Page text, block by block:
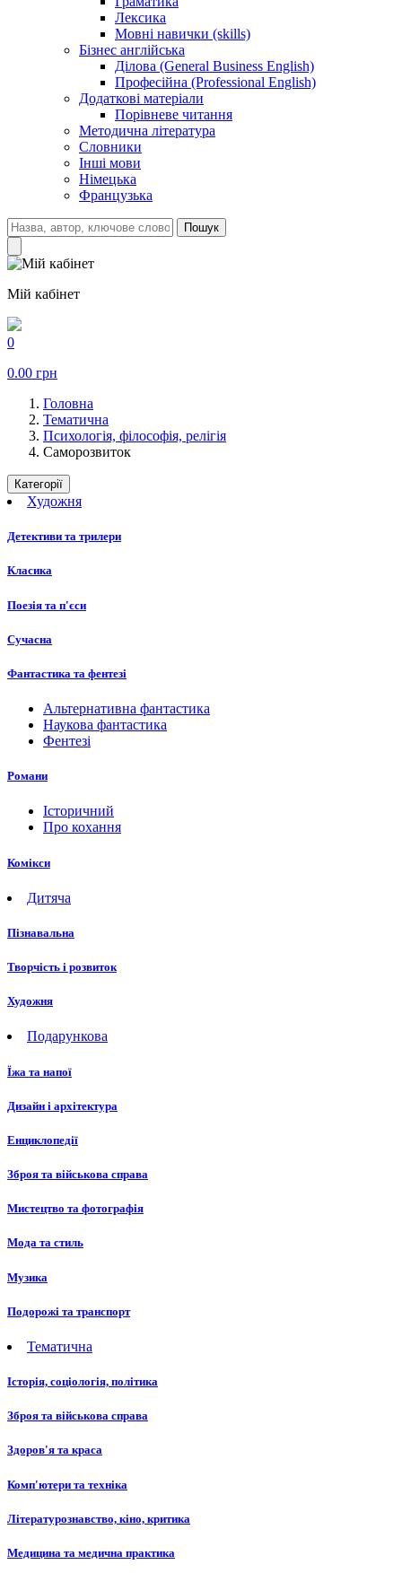
Лексика
Мовні навички (skills)
Бізнес англійська
Ділова (General Business English)
Професійна (Professional English)
Додаткові матеріали
Порівневе читання
Методична література
Словники
Інші мови
Німецька
Французька
Пошук
Мій кабінет
0
0.00 грн
Головна
Тематична
Психологія, філософія, релігія
Саморозвиток
Категорії
Художня
Детективи та трилери
Класика
Поезія та п'єси
Сучасна
Фантастика та фентезі
Альтернативна фантастика
Наукова фантастика
Фентезі
Романи
Історичний
Про кохання
Комікси
Дитяча
Пізнавальна
Творчість і розвиток
Художня
Подарункова
Їжа та напої
Дизайн і архітектура
Енциклопедії
Зброя та військова справа
Мистецтво та фотографія
Мода та стиль
Музика
Подорожі та транспорт
Тематична
Історія, соціологія, політика
Зброя та військова справа
Здоров'я та краса
Комп'ютери та техніка
Літературознавство, кіно, критика
Медицина та медична практика